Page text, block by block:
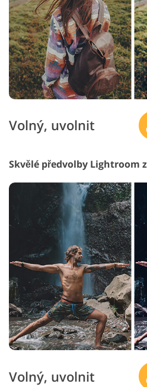
Volný, uvolnit
Skvělé předvolby Lightroom
Volný, uvolnit